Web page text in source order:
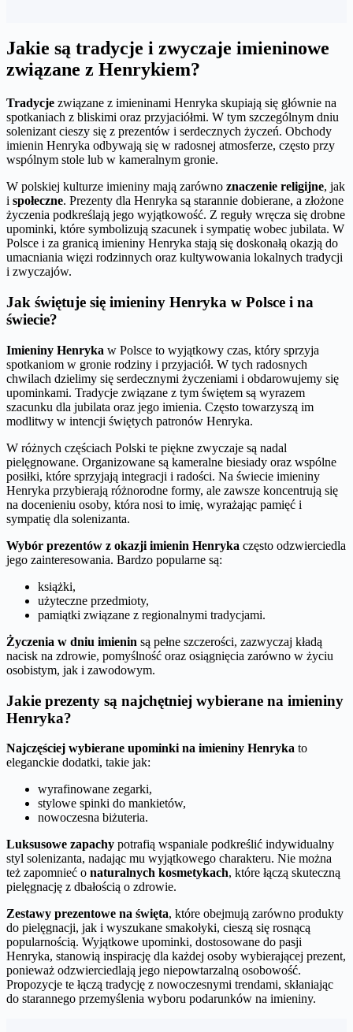
Jakie są tradycje i zwyczaje imieninowe
związane z Henrykiem?
Tradycje związane z imieninami Henryka skupiają się głównie na
spotkaniach z bliskimi oraz przyjaciółmi. W tym szczególnym dniu
solenizant cieszy się z prezentów i serdecznych życzeń. Obchody
imienin Henryka odbywają się w radosnej atmosferze, często przy
wspólnym stole lub w kameralnym gronie.
W polskiej kulturze imieniny mają zarówno znaczenie religijne, jak
i społeczne. Prezenty dla Henryka są starannie dobierane, a złożone
życzenia podkreślają jego wyjątkowość. Z reguły wręcza się drobne
upominki, które symbolizują szacunek i sympatię wobec jubilata. W
Polsce i za granicą imieniny Henryka stają się doskonałą okazją do
umacniania więzi rodzinnych oraz kultywowania lokalnych tradycji
i zwyczajów.
Jak świętuje się imieniny Henryka w Polsce i na
świecie?
Imieniny Henryka w Polsce to wyjątkowy czas, który sprzyja
spotkaniom w gronie rodziny i przyjaciół. W tych radosnych
chwilach dzielimy się serdecznymi życzeniami i obdarowujemy się
upominkami. Tradycje związane z tym świętem są wyrazem
szacunku dla jubilata oraz jego imienia. Często towarzyszą im
modlitwy w intencji świętych patronów Henryka.
W różnych częściach Polski te piękne zwyczaje są nadal
pielęgnowane. Organizowane są kameralne biesiady oraz wspólne
posiłki, które sprzyjają integracji i radości. Na świecie imieniny
Henryka przybierają różnorodne formy, ale zawsze koncentrują się
na docenieniu osoby, która nosi to imię, wyrażając pamięć i
sympatię dla solenizanta.
Wybór prezentów z okazji imienin Henryka często odzwierciedla
jego zainteresowania. Bardzo popularne są:
książki,
użyteczne przedmioty,
pamiątki związane z regionalnymi tradycjami.
Życzenia w dniu imienin są pełne szczerości, zazwyczaj kładą
nacisk na zdrowie, pomyślność oraz osiągnięcia zarówno w życiu
osobistym, jak i zawodowym.
Jakie prezenty są najchętniej wybierane na imieniny
Henryka?
Najczęściej wybierane upominki na imieniny Henryka to
eleganckie dodatki, takie jak:
wyrafinowane zegarki,
stylowe spinki do mankietów,
nowoczesna biżuteria.
Luksusowe zapachy potrafią wspaniale podkreślić indywidualny
styl solenizanta, nadając mu wyjątkowego charakteru. Nie można
też zapomnieć o naturalnych kosmetykach, które łączą skuteczną
pielęgnację z dbałością o zdrowie.
Zestawy prezentowe na święta, które obejmują zarówno produkty
do pielęgnacji, jak i wyszukane smakołyki, cieszą się rosnącą
popularnością. Wyjątkowe upominki, dostosowane do pasji
Henryka, stanowią inspirację dla każdej osoby wybierającej prezent,
ponieważ odzwierciedlają jego niepowtarzalną osobowość.
Propozycje te łączą tradycję z nowoczesnymi trendami, skłaniając
do starannego przemyślenia wyboru podarunków na imieniny.